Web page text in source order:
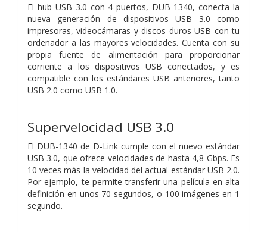
El hub USB 3.0 con 4 puertos, DUB-1340, conecta la
nueva generación de dispositivos USB 3.0 como
impresoras, videocámaras y discos duros USB con tu
ordenador a las mayores velocidades. Cuenta con su
propia fuente de alimentación para proporcionar
corriente a los dispositivos USB conectados, y es
compatible con los estándares USB anteriores, tanto
USB 2.0 como USB 1.0.
Supervelocidad USB 3.0
El DUB-1340 de D-Link cumple con el nuevo estándar
USB 3.0, que ofrece velocidades de hasta 4,8 Gbps. Es
10 veces más la velocidad del actual estándar USB 2.0.
Por ejemplo, te permite transferir una película en alta
definición en unos 70 segundos, o 100 imágenes en 1
segundo.